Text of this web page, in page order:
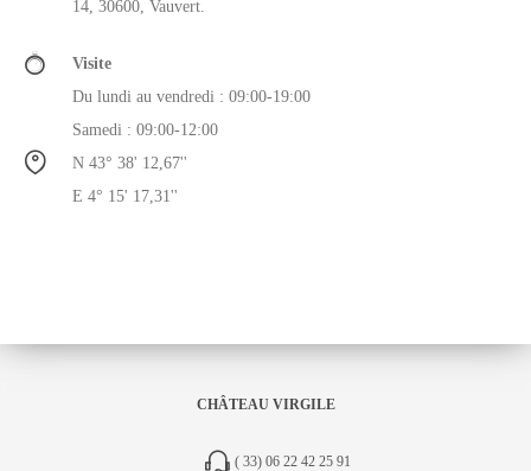
14, 30600, Vauvert.
Visite
Du lundi au vendredi : 09:00-19:00
Samedi : 09:00-12:00
N 43° 38' 12,67''
E 4° 15' 17,31''
CHÂTEAU VIRGILE
( 33) 06 22 42 25 91